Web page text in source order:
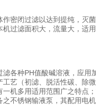
密闭过滤以达到提纯，灭
过滤面积大，流量大，适
各种PH值酸碱溶液，应用
艺（初滤、脱活性碳、除
机多用适用范围广之特点
不锈钢输液泵，其配用电